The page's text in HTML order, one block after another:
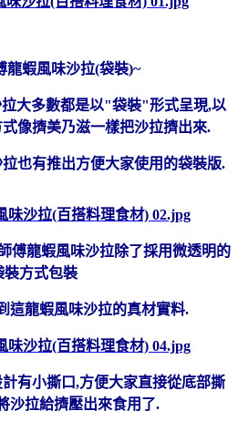
龍蝦風味沙拉(袋裝)~
大多數都是以"袋裝"形式呈現,以
像擠美乃滋一樣把沙拉擠出來.
也有推出方便大家使用的袋裝版.
傅龍蝦風味沙拉除了採用微透明的
裝方式包裝
這龍蝦風味沙拉的真材實料.
有小撕口,方便大家直接從底部撕
沙拉給擠壓出來食用了.